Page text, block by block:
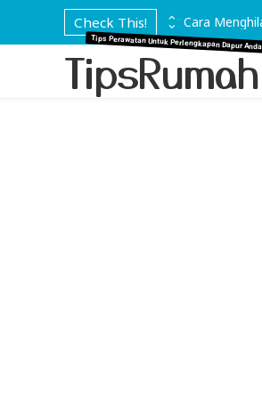
Check This! Cara
TipsRumah
Tips Perawatan Untuk Perlengkapan Dapur